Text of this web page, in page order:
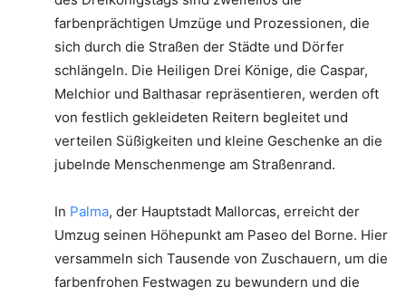
farbenprächtigen Umzüge und Prozessionen, die
sich durch die Straßen der Städte und Dörfer
schlängeln. Die Heiligen Drei Könige, die Caspar,
Melchior und Balthasar repräsentieren, werden oft
von festlich gekleideten Reitern begleitet und
verteilen Süßigkeiten und kleine Geschenke an die
jubelnde Menschenmenge am Straßenrand.
In Palma, der Hauptstadt Mallorcas, erreicht der
Umzug seinen Höhepunkt am Paseo del Borne. Hier
versammeln sich Tausende von Zuschauern, um die
farbenfrohen Festwagen zu bewundern und die